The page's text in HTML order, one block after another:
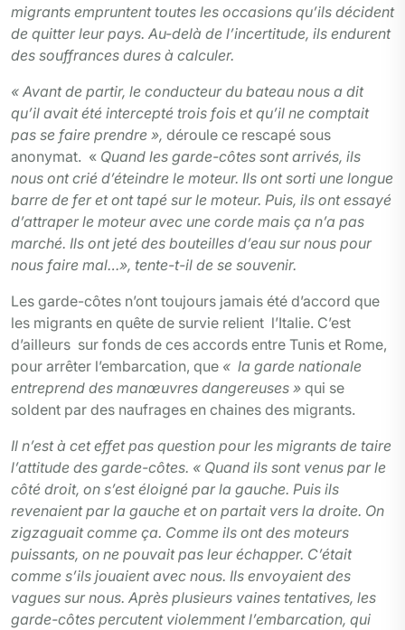
migrants empruntent toutes les occasions qu’ils décident
de quitter leur pays. Au-delà de l’incertitude, ils endurent
des souffrances dures à calculer.
« Avant de partir, le conducteur du bateau nous a dit
qu’il avait été intercepté trois fois et qu’il ne comptait
pas se faire prendre », déroule ce rescapé sous
anonymat. « Quand les garde-côtes sont arrivés, ils
nous ont crié d’éteindre le moteur. Ils ont sorti une longue
barre de fer et ont tapé sur le moteur. Puis, ils ont essayé
d’attraper le moteur avec une corde mais ça n’a pas
marché. Ils ont jeté des bouteilles d’eau sur nous pour
nous faire mal…», tente-t-il de se souvenir.
Les garde-côtes n’ont toujours jamais été d’accord que
les migrants en quête de survie relient l’Italie. C’est
d’ailleurs sur fonds de ces accords entre Tunis et Rome,
pour arrêter l’embarcation, que « la garde nationale
entreprend des manœuvres dangereuses » qui se
soldent par des naufrages en chaines des migrants.
Il n’est à cet effet pas question pour les migrants de taire
l’attitude des garde-côtes. « Quand ils sont venus par le
côté droit, on s’est éloigné par la gauche. Puis ils
revenaient par la gauche et on partait vers la droite. On
zigzaguait comme ça. Comme ils ont des moteurs
puissants, on ne pouvait pas leur échapper. C’était
comme s’ils jouaient avec nous. Ils envoyaient des
vagues sur nous. Après plusieurs vaines tentatives, les
garde-côtes percutent violemment l’embarcation, qui